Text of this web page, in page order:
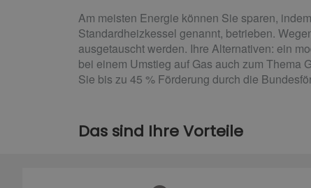
Am meisten Energie können Sie sparen,
Standardheizkessel genannt, betrieben.
ausgetauscht werden. Ihre Alternativen: ein
bei einem Umstieg auf Gas auch zum Thema
Sie bis zu 45 % Förderung durch die
Das sind Ihre Vorteile